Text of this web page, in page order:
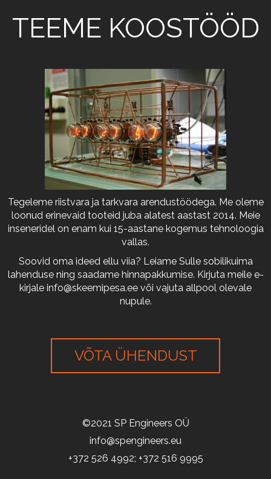
TEEME KOOSTÖÖD
Tegeleme riistvara ja tarkvara arendustöödega. Me oleme
loonud erinevaid tooteid juba alatest aastast 2014. Meie
inseneridel on enam kui 15-aastane kogemus tehnoloogia
vallas.
Soovid oma ideed ellu viia? Leiame Sulle sobilikuima
lahenduse ning saadame hinnapakkumise. Kirjuta meile e-
kirjale info@skeemipesa.ee või vajuta allpool olevale
nupule.
VÕTA ÜHENDUST
©2021 SP Engineers OÜ
info@spengineers.eu
+372 526 4992; +372 516 9995